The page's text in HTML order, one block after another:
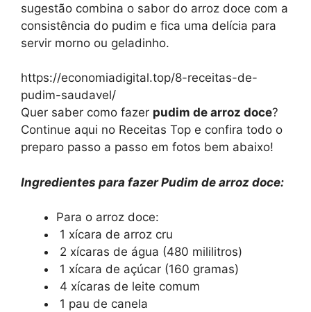
sugestão combina o sabor do arroz doce com a
consistência do pudim e fica uma delícia para
servir morno ou geladinho.
https://economiadigital.top/8-receitas-de-
pudim-saudavel/
Quer saber como fazer pudim de arroz doce?
Continue aqui no Receitas Top e confira todo o
preparo passo a passo em fotos bem abaixo!
Ingredientes para fazer Pudim de arroz doce:
Para o arroz doce:
1 xícara de arroz cru
2 xícaras de água (480 mililitros)
1 xícara de açúcar (160 gramas)
4 xícaras de leite comum
1 pau de canela